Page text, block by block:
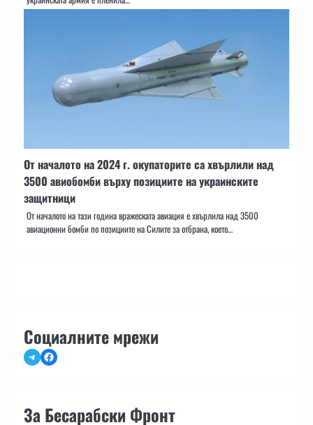
От началото на 2024 г. окупаторите са хвърлили над
3500 авиобомби върху позициите на украинските
защитници
От началото на тази година вражеската авиация е хвърлила над 3500
авиационни бомби по позициите на Силите за отбрана, което…
Социалните мрежи
TelegramFacebook
За Бесарабски Фронт